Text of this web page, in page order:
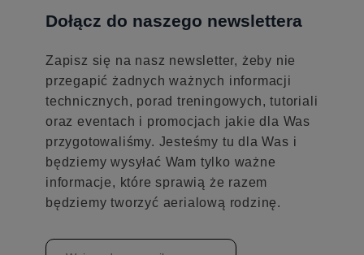
Dołącz do naszego newslettera
Zapisz się na nasz newsletter, żeby nie
przegapić żadnych ważnych informacji
technicznych, porad treningowych, tutoriali
oraz eventach i promocjach jakie dla Was
przygotowaliśmy. Jesteśmy tu dla Was i
będziemy wysyłać Wam tylko ważne
informacje, które sprawią że razem
będziemy tworzyć aerialową rodzinę.